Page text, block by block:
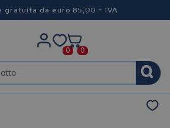
gratuita da euro 85,00 + IVA
0 0